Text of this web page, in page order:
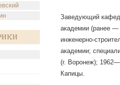
Заведующий
академии (ранее —
инженерно-
академии;
(г. Воронеж);
Капицы.